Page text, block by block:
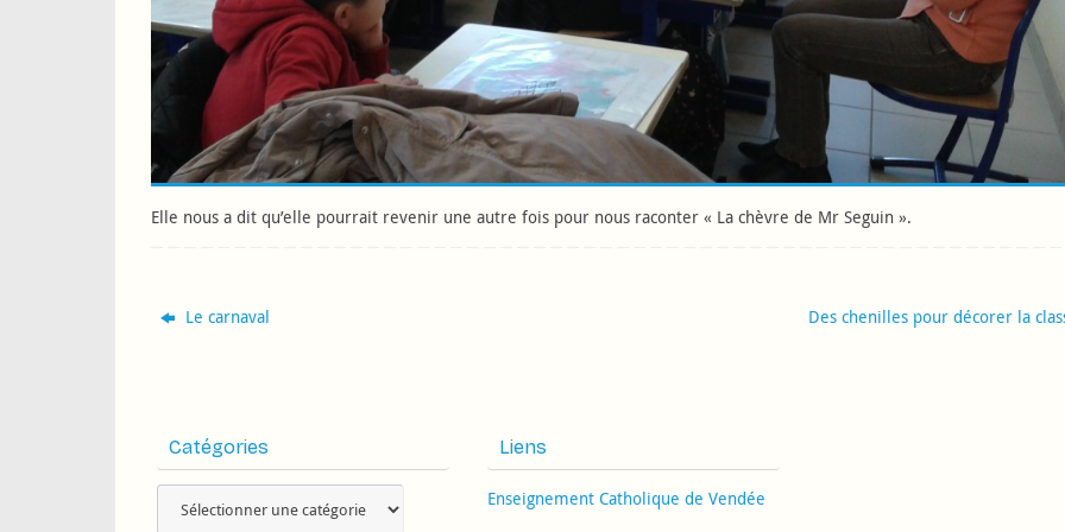
Elle nous a dit qu’elle pourrait revenir une autre fois pour nous raconter « La chèvre de Mr Seguin ».
Le carnaval Des chenilles pour décorer la
Catégories Liens
Enseignement Catholique de Vendée